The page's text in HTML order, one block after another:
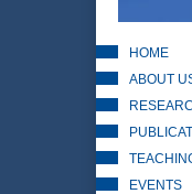
HOME
ABOUT
EVENTS